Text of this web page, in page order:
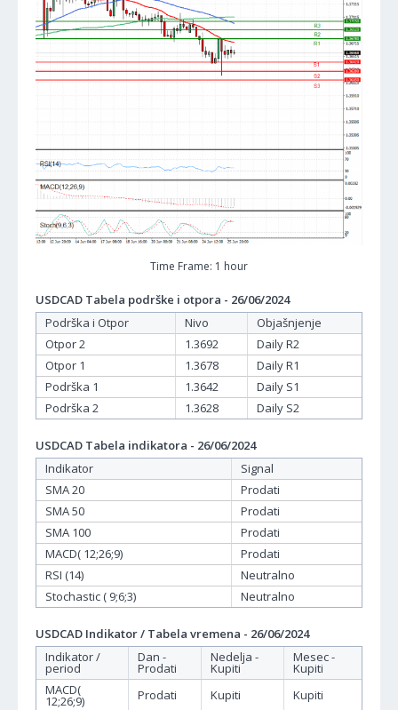
Time Frame: 1 hour
USDCAD Tabela podrške i otpora - 26/06/2024
Podrška i Otpor
Nivo
Objašnjenje
Otpor 2
1.3692
Daily R2
Otpor 1
1.3678
Daily R1
Podrška 1
1.3642
Daily S1
Podrška 2
1.3628 Daily S2
USDCAD Tabela indikatora - 26/06/2024
Indikator
Signal
SMA 20
Prodati
SMA 50
Prodati
SMA 100
Prodati
MACD( 12;26;9)
Prodati
RSI (14)
Neutralno
Stochastic ( 9;6;3)
Neutralno
USDCAD Indikator / Tabela vremena - 26/06/2024
Indikator /
period
Dan -
Prodati
Nedelja -
Kupiti
Mesec -
Kupiti
MACD(
12;26;9) Prodati Kupiti
Kupiti